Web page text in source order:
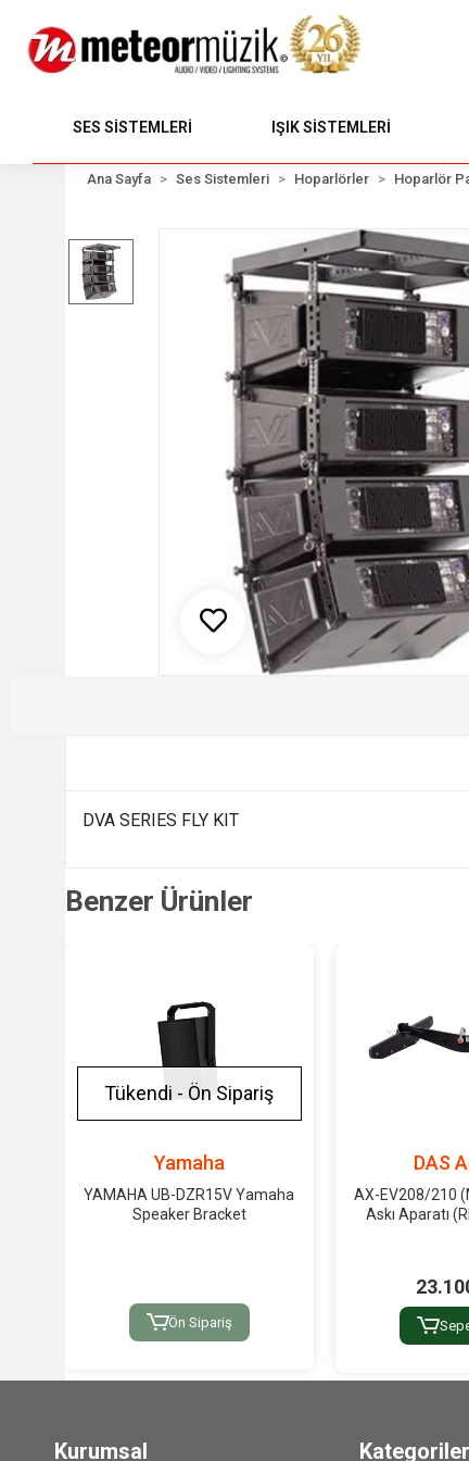
SES SİSTEMLERİ IŞIK SİSTEMLERİ
Ana Sayfa Ses Sistemleri Hoparlörler Hoparlör
DVA SERIES FLY KIT
Benzer Ürünler
Tükendi - Ön Sipariş
Yamaha
YAMAHA UB-DZR15V Yamaha
Speaker Bracket
Ön Sipariş
DAS
AX-EV208/210
Askı Aparatı
Kurumsal Kategoriler